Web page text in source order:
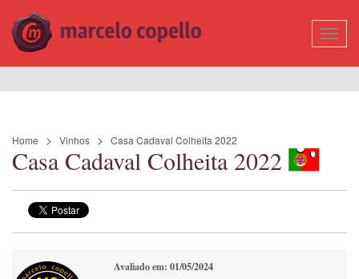
Home Vinhos Casa Cadaval Colheita 2022
Casa Cadaval Colheita 2022
Avaliado em: 01/05/2024